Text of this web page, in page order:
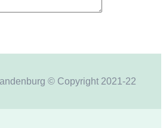
© Copyright 2021-22